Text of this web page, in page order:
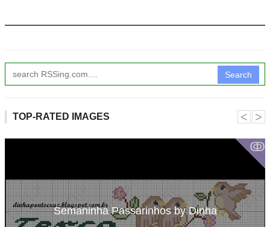
Search
TOP-RATED IMAGES
ↂ
Semaninha Passarinhos by Dinha
˂ ˃